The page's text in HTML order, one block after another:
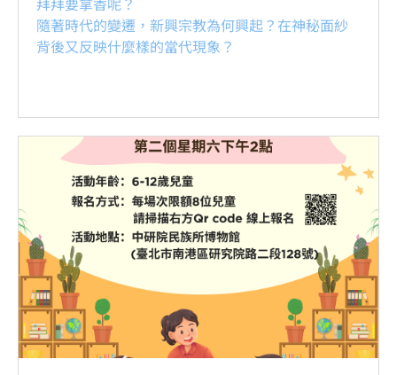
隨著時代的變遷，新興宗教為何興起？在神秘面紗
背後又反映什麼樣的當代現象？